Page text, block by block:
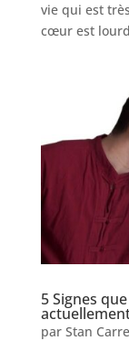
vie qui est
cœur est
5 Signes
par Stan